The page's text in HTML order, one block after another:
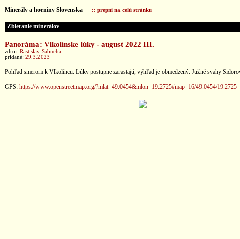
Minerály a horniny Slovenska :: prepni na celú stránku
Zbieranie minerálov
Panoráma: Vlkolínske lúky - august 2022 III.
zdroj: Rastislav Sabucha
pridané: 29.3.2023
Pohľad smerom k Vlkolíncu. Lúky postupne zarastajú, výhľad je obmedzený. Južné svahy
GPS: https://www.openstreetmap.org/?mlat=49.0454&mlon=19.2725#map=16/49.0454/19.2725